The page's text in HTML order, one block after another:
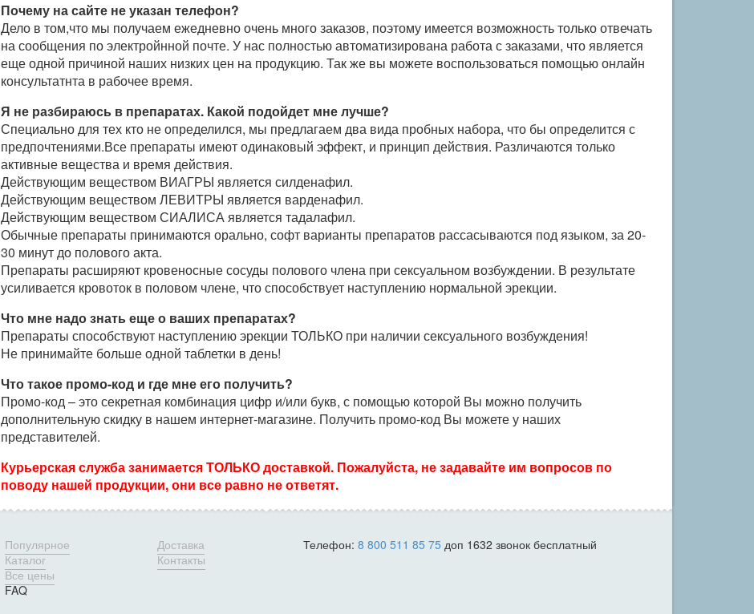
Почему на сайте не указан телефон?
Дело в том,что мы получаем ежедневно очень много заказов, поэтому имеется возможность только отвечать
на сообщения по электройнной почте. У нас полностью автоматизирована работа с заказами, что является
еще одной причиной наших низких цен на продукцию. Так же вы можете воспользоваться помощью онлайн
консультатнта в рабочее время.
Я не разбираюсь в препаратах. Какой подойдет мне лучше?
Специально для тех кто не определился, мы предлагаем два вида пробных набора, что бы определится с
предпочтениями.Все препараты имеют одинаковый эффект, и принцип действия. Различаются только
активные вещества и время действия.
Действующим веществом ВИАГРЫ является силденафил.
Действующим веществом ЛЕВИТРЫ является варденафил.
Действующим веществом СИАЛИСА является тадалафил.
Обычные препараты принимаются орально, софт варианты препаратов рассасываются под языком, за 20-
30 минут до полового акта.
Препараты расширяют кровеносные сосуды полового члена при сексуальном возбуждении. В результате
усиливается кровоток в половом члене, что способствует наступлению нормальной эрекции.
Что мне надо знать еще о ваших препаратах?
Препараты способствуют наступлению эрекции ТОЛЬКО при наличии сексуального возбуждения!
Не принимайте больше одной таблетки в день!
Что такое промо-код и где мне его получить?
Промо-код – это секретная комбинация цифр и/или букв, с помощью которой Вы можно получить
дополнительную скидку в нашем интернет-магазине. Получить промо-код Вы можете у наших
представителей.
Курьерская служба занимается ТОЛЬКО доставкой. Пожалуйста, не задавайте им вопросов по
поводу нашей продукции, они все равно не ответят.
Популярное
Каталог
Все цены
FAQ
Доставка
Контакты
Телефон: 8 800 511 85 75 доп 1632 звонок бесплатный